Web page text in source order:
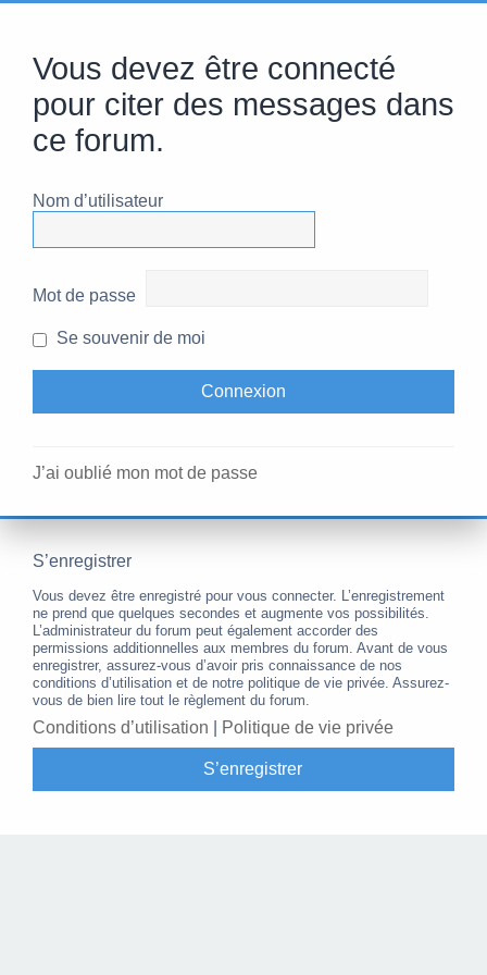
Vous devez être connecté
pour citer des messages dans
ce forum.
Nom d’utilisateur
Mot de passe
Se souvenir de moi
J’ai oublié mon mot de passe
S’enregistrer
Vous devez être enregistré pour vous connecter. L’enregistrement
ne prend que quelques secondes et augmente vos possibilités.
L’administrateur du forum peut également accorder des
permissions additionnelles aux membres du forum. Avant de vous
enregistrer, assurez-vous d’avoir pris connaissance de nos
conditions d’utilisation et de notre politique de vie privée. Assurez-
vous de bien lire tout le règlement du forum.
Conditions d’utilisation Politique de vie privée
S’enregistrer